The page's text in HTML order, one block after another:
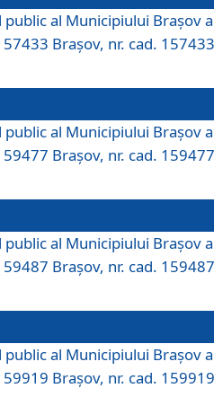
al Municipiului Braşov a
Brașov, nr. cad.
al Municipiului Braşov a
Brașov, nr. cad.
al Municipiului Braşov a
Brașov, nr. cad.
al Municipiului Braşov a
Brașov, nr. cad.